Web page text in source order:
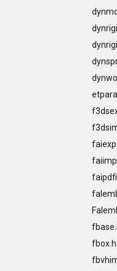
fbox.h